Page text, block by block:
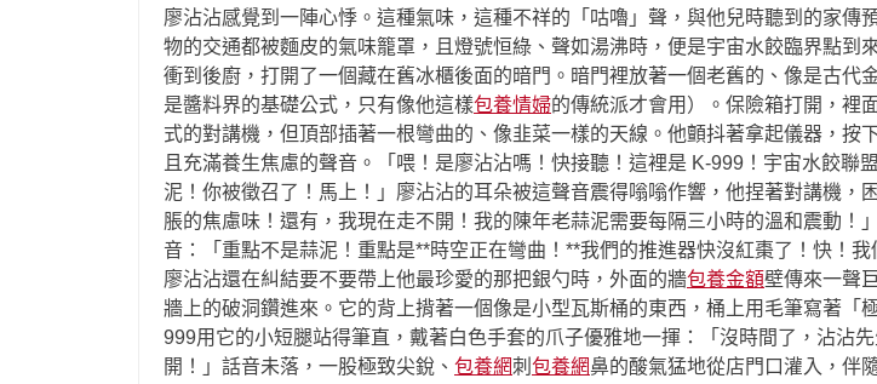
廖沾沾感覺到一陣心悸。這種氣味，這種不祥的「咕嚕」聲，與他兒時聽到的家
物的交通都被麵皮的氣味籠罩，且燈號恒綠、聲如湯沸時，便是宇宙水餃臨界點
衝到後廚，打開了一個藏在舊冰櫃後面的暗門。暗門裡放著一個老舊的、像是古
是醬料界的基礎公式，只有像他這樣包養情婦的傳統派才會用）。保險箱打開，裡
式的對講機，但頂部插著一根彎曲的、像韭菜一樣的天線。他顫抖著拿起儀器，
且充滿養生焦慮的聲音。「喂！是廖沾沾嗎！快接聽！這裡是 K-999！宇宙水餃
泥！你被徵召了！馬上！」廖沾沾的耳朵被這聲音震得嗡嗡作響，他捏著對講機
脹的焦慮味！還有，我現在走不開！我的陳年老蒜泥需要每隔三小時的溫和震動
音：「重點不是蒜泥！重點是**時空正在彎曲！**我們的推進器快沒紅棗了！快
廖沾沾還在糾結要不要帶上他最珍愛的那把銀勺時，外面的牆包養金額壁傳來一聲
牆上的破洞鑽進來。它的背上揹著一個像是小型瓦斯桶的東西，桶上用毛筆寫著
999用它的小短腿站得筆直，戴著白色手套的爪子優雅地一揮：「沒時間了，沾沾
開！」話音未落，一股極致尖銳、 包養網刺 包養網鼻的酸氣猛地從店門口灌入，伴